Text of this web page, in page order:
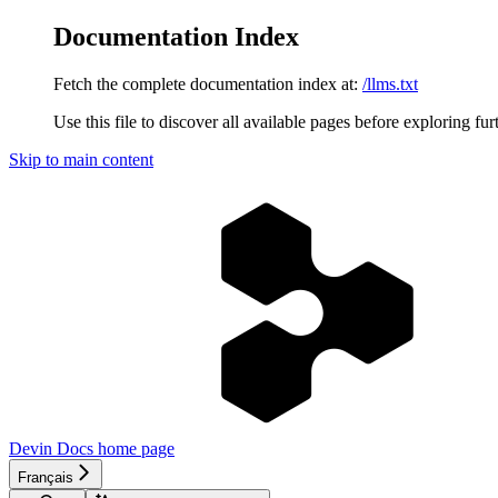
Documentation Index
Fetch the complete documentation index at: /llms.txt
Use this file to discover all available pages before exploring
Skip to main content
Devin Docs home page
Français